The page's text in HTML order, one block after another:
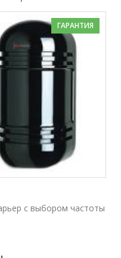
ГАРАНТИЯ
с выбором частоты